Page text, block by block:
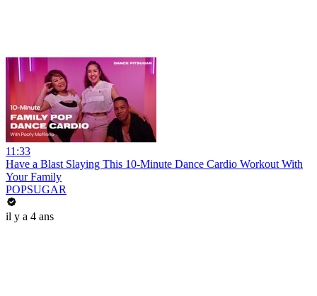
11:33
Have a Blast Slaying This 10-Minute Dance Cardio Workout With
Your Family
POPSUGAR
il y a 4 ans